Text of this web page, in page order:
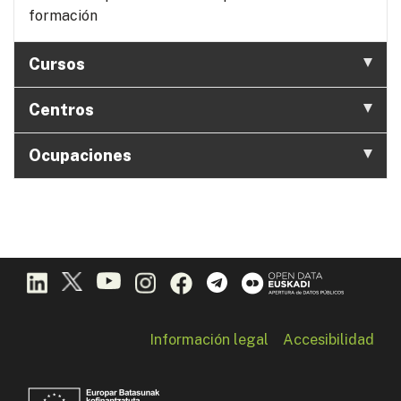
formación
Cursos
Centros
Ocupaciones
Información legal Accesibilidad